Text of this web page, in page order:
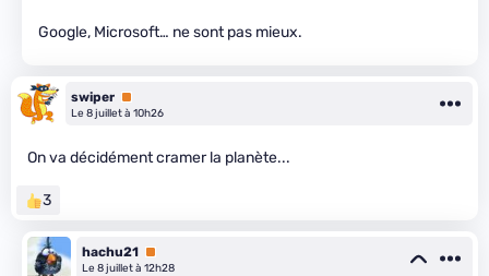
Google, Microsoft… ne sont pas mieux.
swiper Premium
Le 8 juillet à 10h26
On va décidément cramer la planète...
3
hachu21 Premium
Le 8 juillet à 12h28